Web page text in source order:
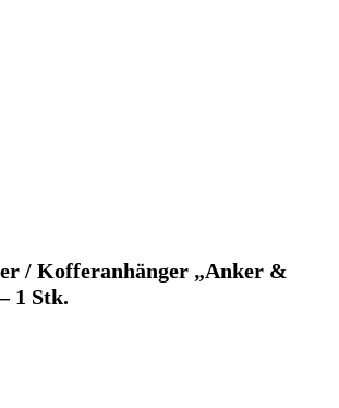
/ Kofferanhänger „Anker &
1 Stk.